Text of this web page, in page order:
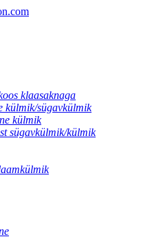
klaasaknaga
külmik/sügavkülmik
külmik
sügavkülmik/külmik